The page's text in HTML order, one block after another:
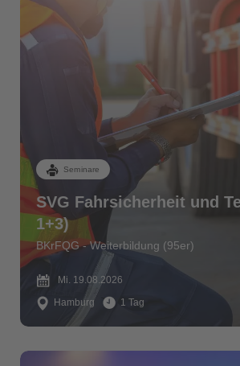
Seminare
SVG Fahrsicherheit und
1+3)
BKrFQG - Weiterbildung (95er)
Mi. 19.08.2026
Hamburg
1 Tag